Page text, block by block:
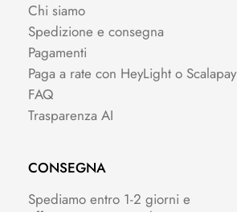
Chi siamo
Spedizione e consegna
Pagamenti
Paga a rate con HeyLight o Scalapay
FAQ
Trasparenza AI
CONSEGNA
Spediamo entro 1-2 giorni e